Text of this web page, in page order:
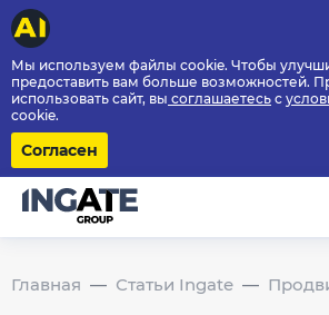
Мы используем файлы cookie. Чтобы
предоставить вам больше возможностей.
использовать сайт, вы соглашаетесь с
cookie.
Согласен
Главная Статьи Ingate